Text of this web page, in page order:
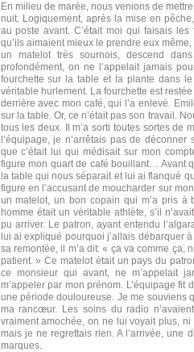
En milieu de marée, nous venions de
nuit. Logiquement, après la mise en
au poste avant. C’était moi qui faisais les
qu’ils aimaient mieux le prendre eux
un matelot très sournois, descend
profondément, on ne l’appelait jamais
fourchette sur la table et la plante dans
véritable hurlement. La fourchette est
derrière avec mon café, qui l’a enlevé.
sur la table. Or, ce n’était pas son travail.
tous les deux. Il m’a sorti toutes sortes de
l’équipage, je n’arrêtais pas de
que c’était lui qui médisait sur mon
figure mon quart de café bouillant… Avant
la table qui nous séparait et lui ai flanqué
figure en l’accusant de moucharder sur
un matelot, un bon copain qui m’a pris à
homme était un véritable athlète, s’il
pu arriver. Le patron, ayant entendu
lui ai expliqué pourquoi j’allais débarquer
sa remontée, il m’a dit: « ça va comme ça,
patient. » Ce matelot était un pays du
ce monsieur qui avant, ne m’appelait
m’appeler par mon prénom. L’équipage
une période douloureuse. Je me souviens
ma rancœur. Les soins du radio
vraiment amochée, on ne lui voyait plus,
mais je ne regrettais rien. A l’arrivée, une
marques.